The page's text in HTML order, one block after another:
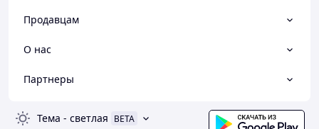
Продавцам
О нас
Партнеры
Тема - светлая BETA